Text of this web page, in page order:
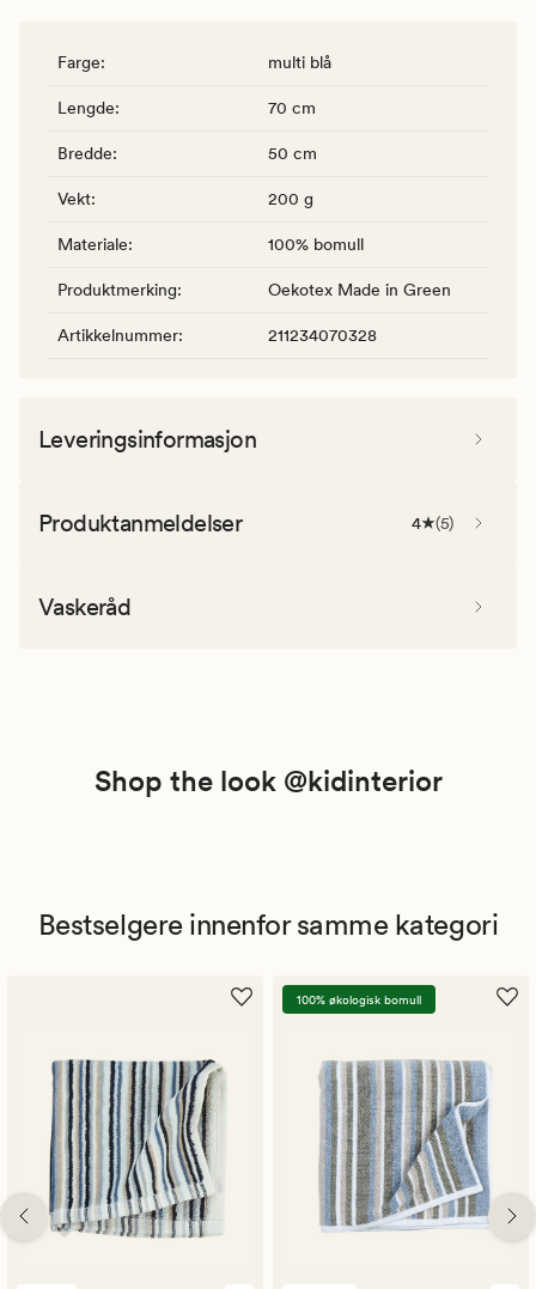
Farge: multi blå
Lengde: 70 cm
Bredde: 50 cm
Vekt: 200 g
Materiale: 100% bomull
Produktmerking: Oekotex Made in Green
Artikkelnummer: 211234070328
Leveringsinformasjon
Produktanmeldelser 4 (5)
Vaskeråd
Shop the look @kidinterior
Bestselgere innenfor samme kategori
100% økologisk bomull